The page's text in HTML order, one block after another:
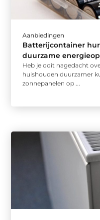
Aanbiedingen
Batterijcontainer
duurzame
Heb je ooit nagedacht
huishouden duurzamer
zonnepanelen op ...